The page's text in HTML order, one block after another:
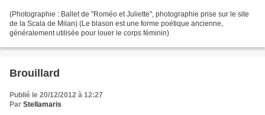
(Photographie : Ballet de "Roméo et Juliette", photographie prise sur le site
de la Scala de Milan) (Le blason est une forme poétique ancienne,
généralement utilisée pour louer le corps féminin)
Brouillard
Publié le 20/12/2012 à 12:27
Par Stellamaris